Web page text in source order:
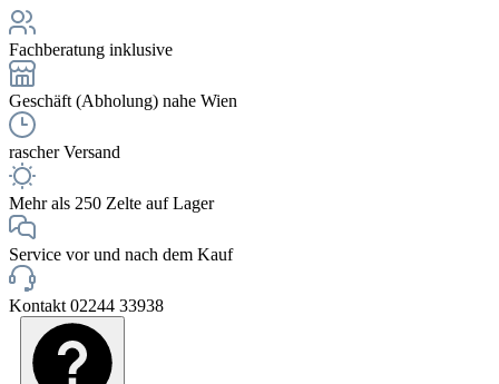
Fachberatung inklusive
Geschäft (Abholung) nahe Wien
rascher Versand
Mehr als 250 Zelte auf Lager
Service vor und nach dem Kauf
Kontakt 02244 33938